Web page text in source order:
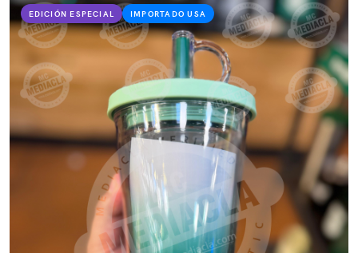
EDICIÓN ESPECIAL IMPORTADO USA
VER PRODUCTO